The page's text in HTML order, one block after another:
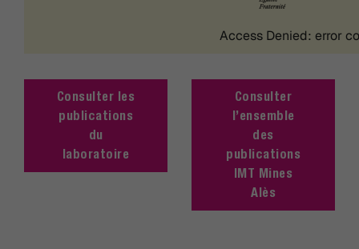
Consulter les
publications
du
laboratoire
Consulter
l’ensemble
des
publications
IMT Mines
Alès